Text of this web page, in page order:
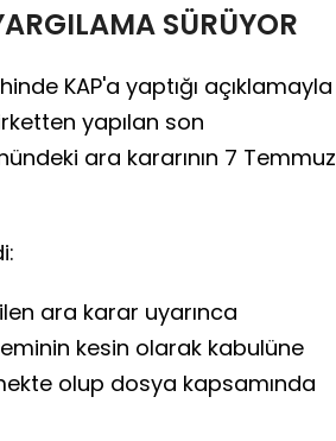
SÜRÜYOR
KAP'a yaptığı açıklamayla
yapılan son
ara kararının 7 Temmuz
ara karar uyarınca
kesin olarak kabulüne
olup dosya kapsamında